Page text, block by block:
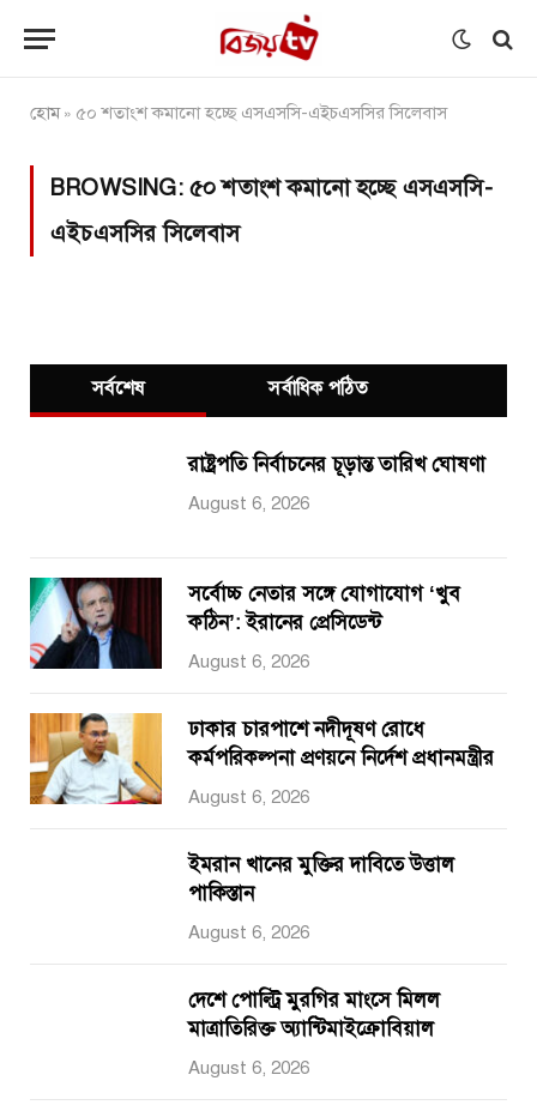
হোম» ৫০ শতাংশ কমানো হচ্ছে এসএসসি-এইচএসসির সিলেবাস
BROWSING: ৫০ শতাংশ কমানো হচ্ছে এসএসসি-
এইচএসসির সিলেবাস
সর্বশেষ সর্বাধিক পঠিত
রাষ্ট্রপতি নির্বাচনের চূড়ান্ত তারিখ ঘোষণা
August 6, 2026
সর্বোচ্চ নেতার সঙ্গে যোগাযোগ ‘খুব
কঠিন’: ইরানের প্রেসিডেন্ট
August 6, 2026
ঢাকার চারপাশে নদীদূষণ রোধে
কর্মপরিকল্পনা প্রণয়নে নির্দেশ প্রধানমন্ত্রীর
August 6, 2026
ইমরান খানের মুক্তির দাবিতে উত্তাল
পাকিস্তান
August 6, 2026
দেশে পোল্ট্রি মুরগির মাংসে মিলল
মাত্রাতিরিক্ত অ্যান্টিমাইক্রোবিয়াল
August 6, 2026